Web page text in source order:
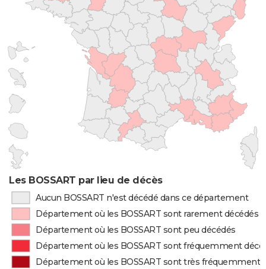
Les BOSSART par lieu de décès
Aucun BOSSART n'est décédé dans ce département
Département où les BOSSART sont rarement décédés
Département où les BOSSART sont peu décédés
Département où les BOSSART sont fréquemment
Département où les BOSSART sont très fréquemment